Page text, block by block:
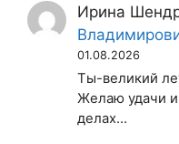
Ирина
01.08.2026
Ты-великий
Желаю удачи и
делах...